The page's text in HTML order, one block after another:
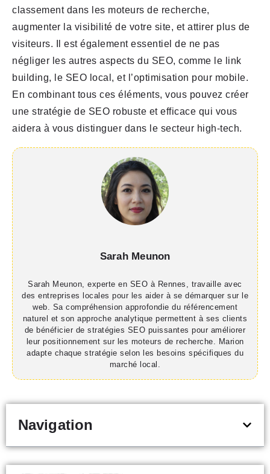
classement dans les moteurs de recherche,
augmenter la visibilité de votre site, et attirer plus de
visiteurs. Il est également essentiel de ne pas
négliger les autres aspects du SEO, comme le link
building, le SEO local, et l’optimisation pour mobile.
En combinant tous ces éléments, vous pouvez créer
une stratégie de SEO robuste et efficace qui vous
aidera à vous distinguer dans le secteur high-tech.
Sarah Meunon
Sarah Meunon, experte en SEO à Rennes, travaille avec
des entreprises locales pour les aider à se démarquer sur le
web. Sa compréhension approfondie du référencement
naturel et son approche analytique permettent à ses clients
de bénéficier de stratégies SEO puissantes pour améliorer
leur positionnement sur les moteurs de recherche. Marion
adapte chaque stratégie selon les besoins spécifiques du
marché local.
Navigation